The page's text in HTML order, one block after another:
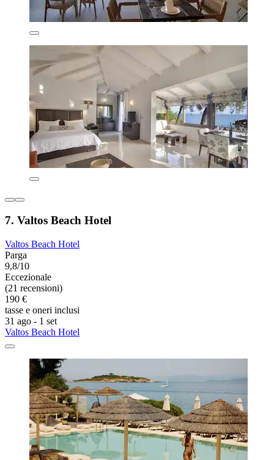
7. Valtos Beach Hotel
Valtos Beach Hotel
Parga
9,8/10
Eccezionale
(21 recensioni)
190 €
tasse e oneri inclusi
31 ago - 1 set
Valtos Beach Hotel